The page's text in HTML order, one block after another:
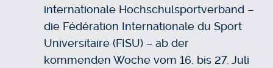
internationale Hochschulsportverband –
die Fédération Internationale du Sport
Universitaire (FISU) – ab der
kommenden Woche vom 16. bis 27. Juli